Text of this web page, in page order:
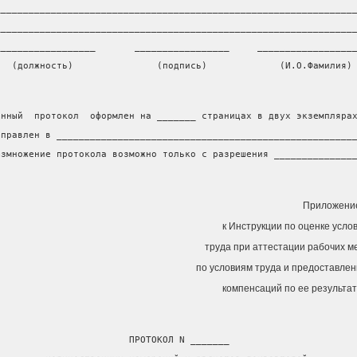
(должность)               (подпись)             (И.О.Фамилия)
протокол  оформлен на _______ страницах в двух
в
протокола возможно только с разрешения
к Инструкции по оценке
труда при аттестации рабочих
по условиям труда и
компенсаций по ее
ПРОТОКОЛ N _______